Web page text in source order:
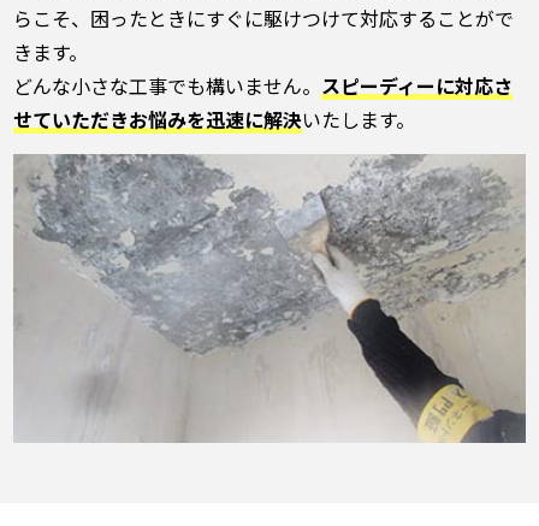
らこそ、困ったときにすぐに駆けつけて対応することがで
きます。
どんな小さな工事でも構いません。 スピーディーに対応さ
せていただきお悩みを迅速に解決いたします。